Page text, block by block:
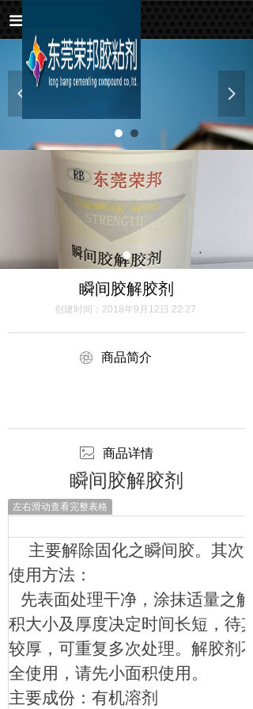
넳 넲
끀
首页
关于我们
监控产品
新闻资讯
瞬间胶解胶剂
商品简介
创建时间： 2018年9月12日 22:27
商品详情
瞬间胶解胶剂
左右滑动查看完整表格
主要解除固化之瞬间胶。其次
使用方法：
先表面处理干净，涂抹适量之
积大小及厚度决定时间长短，待
较厚，可重复多次处理。解胶剂
全使用，请先小面积使用。
主要成份：有机溶剂
ꁵ
ꂈ